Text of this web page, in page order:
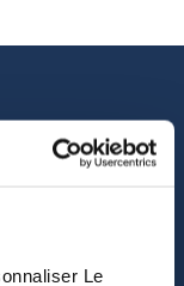
Le